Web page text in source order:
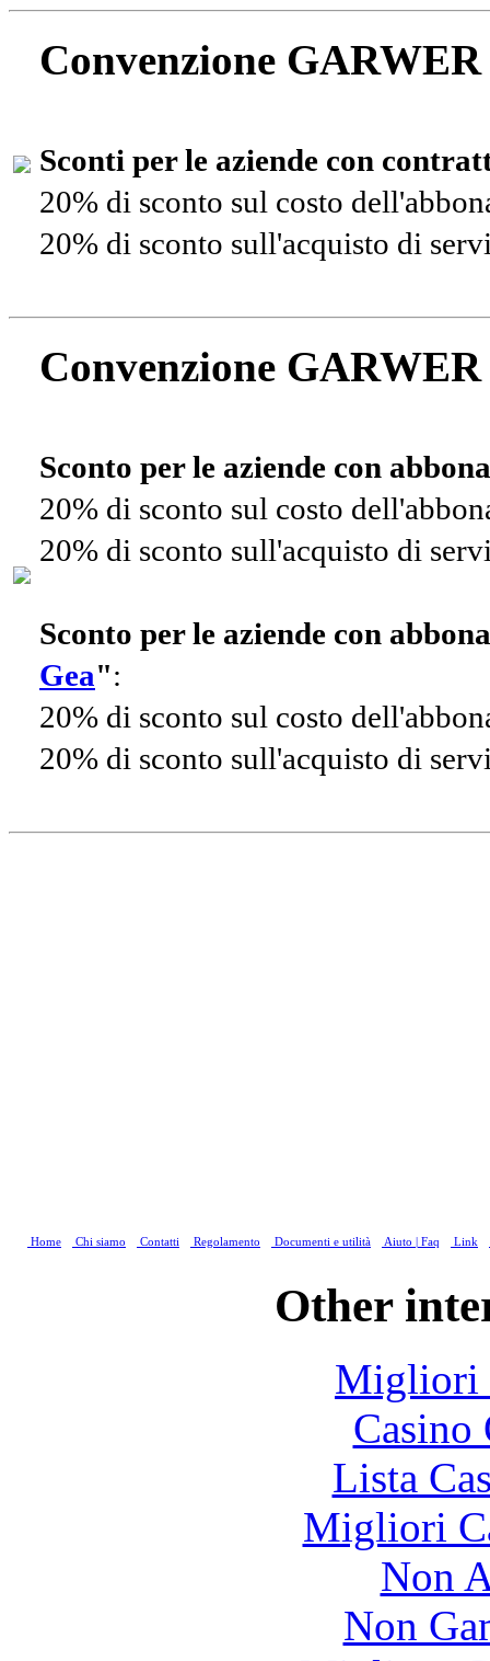
Convenzione
Sconti per le aziende con
20% di sconto sul costo
20% di sconto sull'acquisto di
Convenzione
Sconto per le aziende con
20% di sconto sul costo
20% di sconto sull'acquisto di
Sconto per le aziende con
Gea":
20% di sconto sul costo
20% di sconto sull'acquisto di
Home Chi siamo Contatti Regolamento Documenti e utilità Aiuto | Faq Link
Other
Migliori
Lista
Migliori
Non
Non